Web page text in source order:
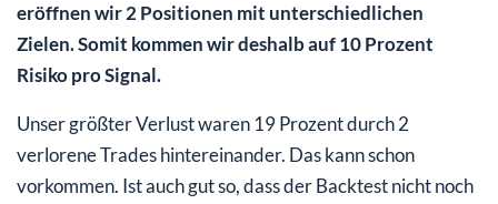
eröffnen wir 2 Positionen mit unterschiedlichen
Zielen. Somit kommen wir deshalb auf 10 Prozent
Risiko pro Signal.
Unser größter Verlust waren 19 Prozent durch 2
verlorene Trades hintereinander. Das kann schon
vorkommen. Ist auch gut so, dass der Backtest nicht noch